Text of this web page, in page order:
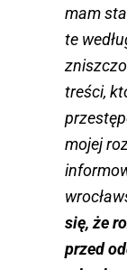
mam
te
treści,
mojej
się, że
przed